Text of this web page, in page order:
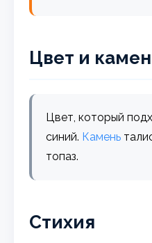
Цвет и
Цвет, который
синий. Камень
топаз.
Стихия